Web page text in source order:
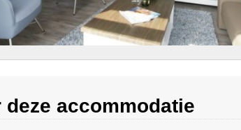
deze accommodatie